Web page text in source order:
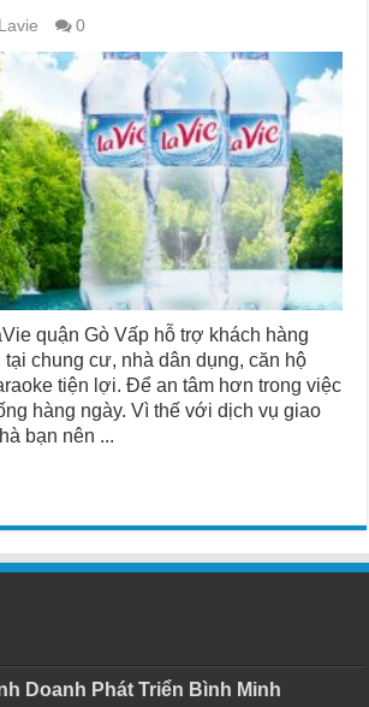
Lavie 0
quận Gò Vấp hỗ trợ khách hàng
chung cư, nhà dân dụng, căn hộ
tiện lợi. Để an tâm hơn trong việc
hàng ngày. Vì thế với dịch vụ giao
bạn nên ...
Doanh Phát Triển Bình Minh